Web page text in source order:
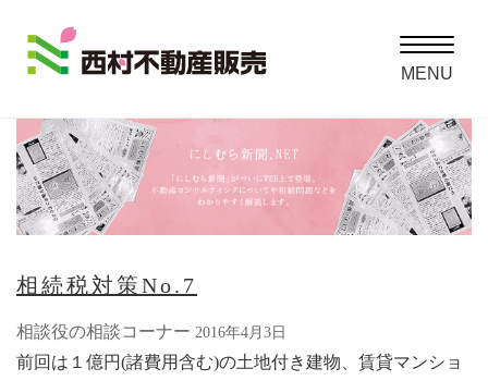
Toggle
MENU
相続税対策No.7
相談役の相談コーナー 2016年4月3日
前回は１億円(諸費用含む)の土地付き建物、賃貸マンショ